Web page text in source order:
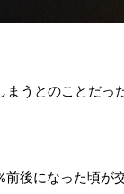
うとのことだっ
後になった頃が